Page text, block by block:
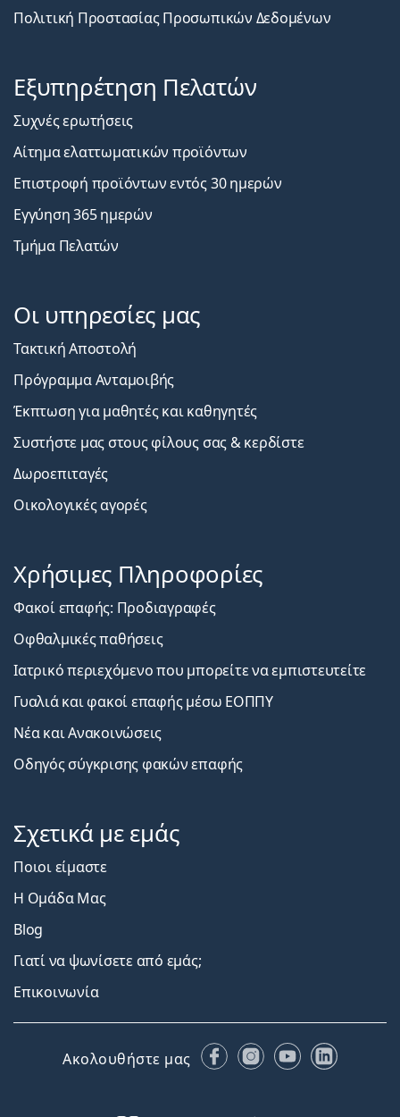
Πολιτική Προστασίας Προσωπικών Δεδομένων
Εξυπηρέτηση Πελατών
Συχνές ερωτήσεις
Αίτημα ελαττωματικών προϊόντων
Επιστροφή προϊόντων εντός 30 ημερών
Εγγύηση 365 ημερών
Τμήμα Πελατών
Οι υπηρεσίες μας
Τακτική Αποστολή
Πρόγραμμα Ανταμοιβής
Έκπτωση για μαθητές και καθηγητές
Συστήστε μας στους φίλους σας & κερδίστε
Δωροεπιταγές
Οικολογικές αγορές
Χρήσιμες Πληροφορίες
Φακοί επαφής: Προδιαγραφές
Οφθαλμικές παθήσεις
Ιατρικό περιεχόμενο που μπορείτε να εμπιστευτείτε
Γυαλιά και φακοί επαφής μέσω ΕΟΠΠΥ
Νέα και Ανακοινώσεις
Οδηγός σύγκρισης φακών επαφής
Σχετικά με εμάς
Ποιοι είμαστε
Η Ομάδα Μας
Blog
Γιατί να ψωνίσετε από εμάς;
Επικοινωνία
Ακολουθήστε μας FacebookInstagram
YouTubeLinkedIn